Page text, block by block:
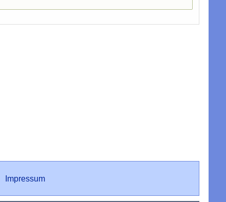
Impressum
Impressum